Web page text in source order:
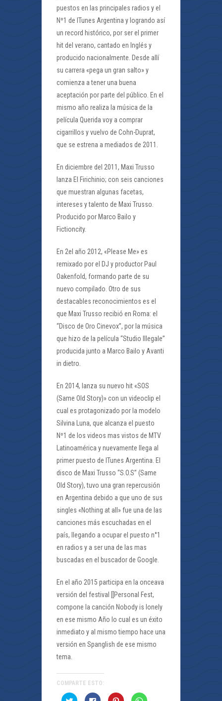
puestos en las principales radios y el
Nº1 de ITunes Argentina y logrando así
un record histórico, por ser el primer
hit del verano, cantado en Inglés y
producido nacionalmente. Desde allí
su carrera «pega un gran salto» y
comienza a tener una buena
aceptación por parte del público. En el
mismo año realiza la música de la
película Querida voy a comprar
cigarrillos y vuelvo de Cohn-Duprat,
que se estrena a mediados de 2011.
En diciembre del 2011, Maxi Trusso
lanza El Firichinio; con seis canciones
que muestran algunas facetas,
intereses y talento de Maxi Trusso.
Producido por Marco Bailo y
Fictioncity.
En 2el año 2012, «Please Me» es
remixado por el DJ y productor Paul
Oakenfold, formando parte de su
nuevo compilado. Otro de sus
destacables reconocimientos es el
que Maxi Trusso recibió en Roma: el
“Disco de Oro Cinevox”, por la música
que hizo de la película “Studio Illegale”
producida junto a Marco Bailo y Avanti
in dietro.
En 2014, lanza su nuevo hit «SOS
(Same Old Story)» con un videoclip el
cual es protagonizado por la modelo
Silvina Luna, que alcanza el puesto
Nº1 de los videos mas vistos de MTV
Latinoamérica y nuevamente llega al
primer puesto de ITunes Argentina. El
disco de Maxi Trusso “S.O.S” (Same
Old Story), tuvo una gran repercusión
en Argentina debido a que uno de sus
singles «Nothing at all» fue una de las
canciones más escuchadas en el
país, llegando a ocupar el puesto n°1
en radios y a ser una de las mas
buscadas en el buscador de Google.
En el año 2015 participa en la onceava
versión del festival [[Personal Fest,
compone la canción Nobody is lonely
en ese mismo Año lo cual es un éxito
inmediato y al mismo tiempo hace una
versión en Spanglish de ese mismo
tema.
COMPARTE ESTO:
Haz Haz Haz Haz